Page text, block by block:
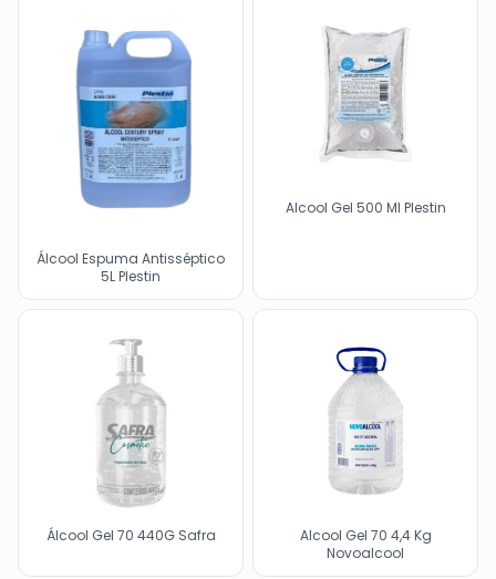
Álcool Espuma Antisséptico
5L Plestin
Alcool Gel 500 Ml Plestin
Álcool Gel 70 440G Safra
Alcool Gel 70 4,4 Kg
Novoalcool